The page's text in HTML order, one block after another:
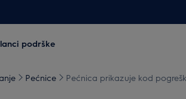
podrške
Pećnice Pećnica prikazuje kod